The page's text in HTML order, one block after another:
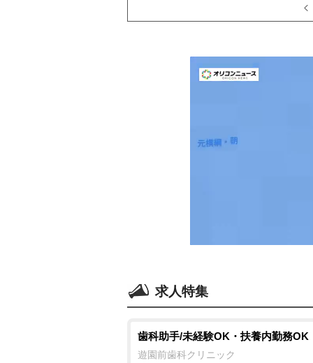
求人特集
歯科助手/未経験OK・扶養内勤務OK
遊園前歯科クリニック